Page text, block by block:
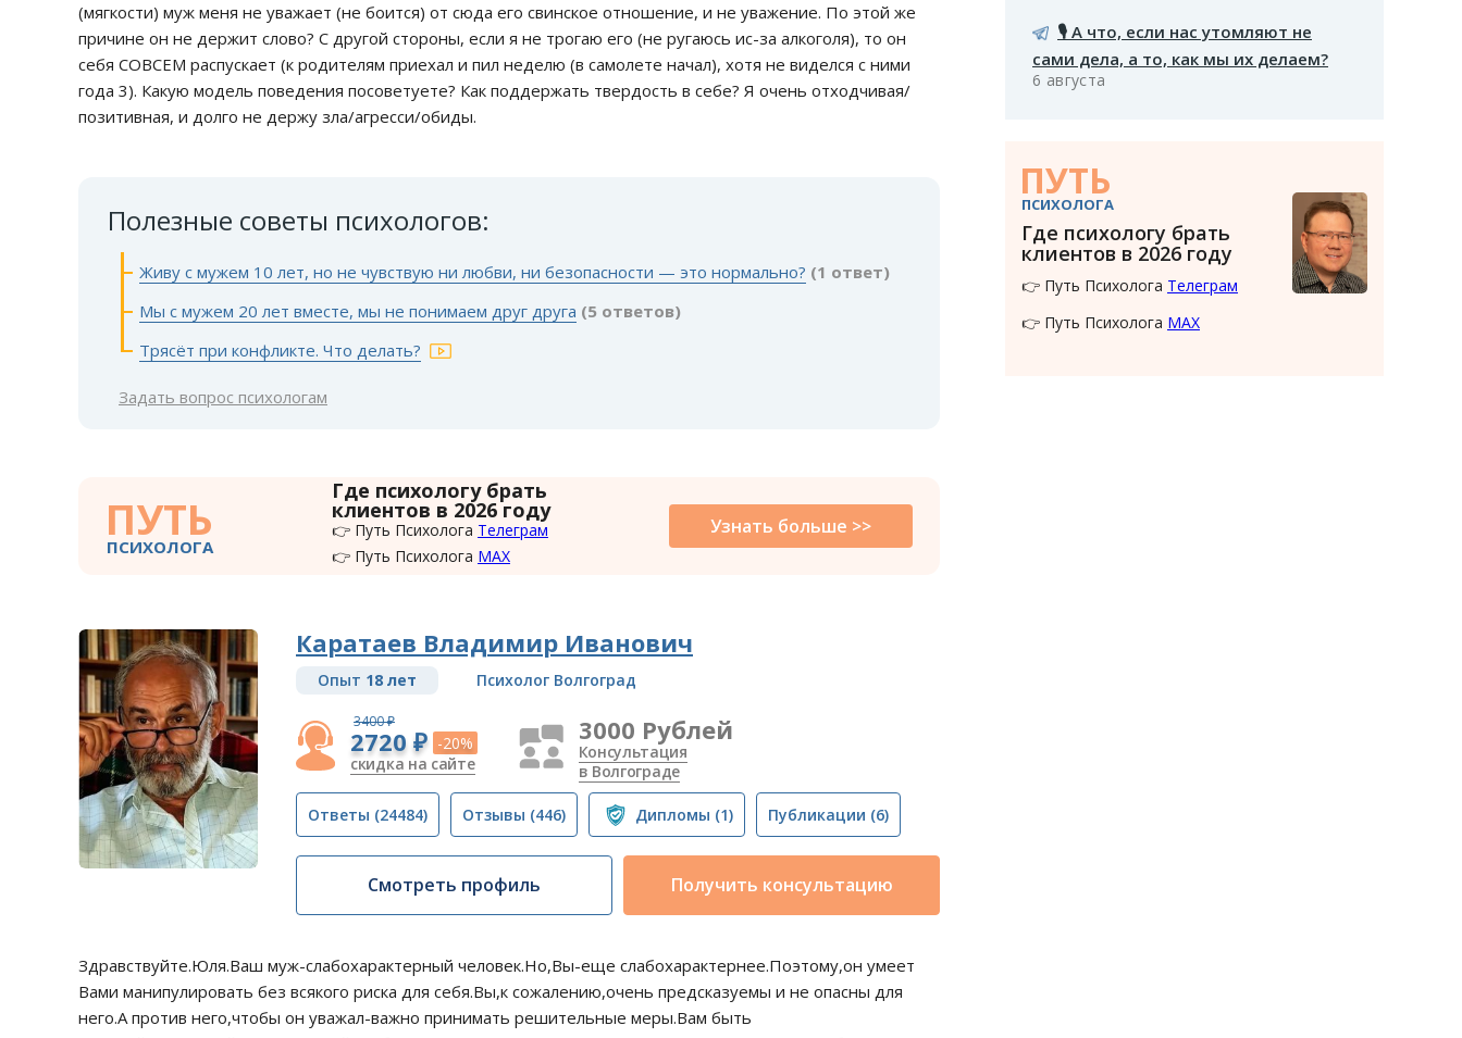
(мягкости) муж меня не уважает (не боится) от сюда его свинское отношение, и не уважение. По этой же
причине он не держит слово? С другой стороны, если я не трогаю его (не ругаюсь ис-за алкоголя), то он
себя СОВСЕМ распускает (к родителям приехал и пил неделю (в самолете начал), хотя не виделся с ними
года 3). Какую модель поведения посоветуете? Как поддержать твердость в себе? Я очень отходчивая/
позитивная, и долго не держу зла/агресси/обиды.
Полезные советы психологов:
Живу с мужем 10 лет, но не чувствую ни любви, ни безопасности — это нормально? (1 ответ)
Мы с мужем 20 лет вместе, мы не понимаем друг друга (5 ответов)
Трясёт при конфликте. Что делать?
Задать вопрос психологам
ПУТЬ
ПСИХОЛОГА
Где психологу брать
клиентов в 2026 году
👉 Путь Психолога Телеграм
👉 Путь Психолога MAX
Узнать больше >>
Каратаев Владимир Иванович
Опыт 18 лет Психолог Волгоград
3400 ₽
2720 ₽ -20%
скидка на сайте
3000 Рублей
Консультация
в Волгограде
Ответы (24484) Отзывы (446) Дипломы (1) Публикации (6)
Смотреть профиль Получить консультацию
Здравствуйте.Юля.Ваш муж-слабохарактерный человек.Но,Вы-еще слабохарактернее.Поэтому,он умеет
Вами манипулировать без всякого риска для себя.Вы,к сожалению,очень предсказуемы и не опасны для
него.А против него,чтобы он уважал-важно принимать решительные меры.Вам быть
🎙️ А что, если нас утомляют не
сами дела, а то, как мы их делаем?
6 августа
ПУТЬ
ПСИХОЛОГА
Где психологу брать
клиентов в 2026 году
👉 Путь Психолога Телеграм
👉 Путь Психолога MAX